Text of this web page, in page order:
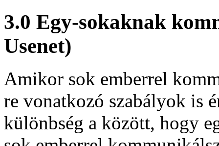
3.0 Egy-sokaknak
Usenet)
Amikor sok emberrel
re vonatkozó szabályok is
különbség a között, hogy